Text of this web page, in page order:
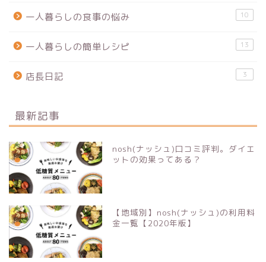
一人暮らしの食事の悩み 10
一人暮らしの簡単レシピ 13
店長日記 3
最新記事
nosh(ナッシュ)口コミ評判。ダイエ
ットの効果ってある？
【地域別】nosh(ナッシュ)の利用料
金一覧【2020年版】